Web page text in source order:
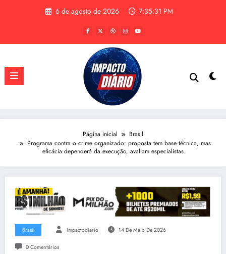
6 de agosto de 2026 7:35:32 PM
Página inicial
Brasil
Programa contra o crime organizado: proposta tem base técnica, mas
eficácia dependerá da execução, avaliam especialistas
Brasil Impactodiario 14 De Maio De 2026
0 Comentários